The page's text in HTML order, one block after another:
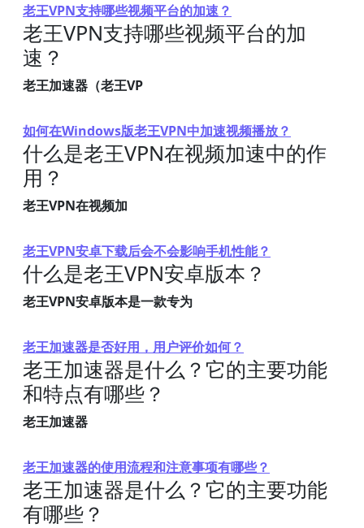
老王VPN支持哪些视频平台的加速？
老王VPN支持哪些视频平台的加
速？
老王加速器（老王VP
如何在Windows版老王VPN中加速视频播放？
什么是老王VPN在视频加速中的作
用？
老王VPN在视频加
老王VPN安卓下载后会不会影响手机性能？
什么是老王VPN安卓版本？
老王VPN安卓版本是一款专为
老王加速器是否好用，用户评价如何？
老王加速器是什么？它的主要功能
和特点有哪些？
老王加速器
老王加速器的使用流程和注意事项有哪些？
老王加速器是什么？它的主要功能
有哪些？